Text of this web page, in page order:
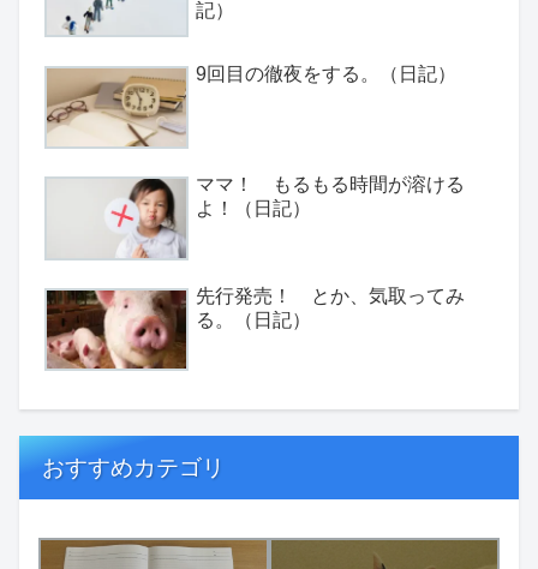
記）
9回目の徹夜をする。（日記）
ママ！ もるもる時間が溶ける
よ！（日記）
先行発売！ とか、気取ってみ
る。（日記）
おすすめカテゴリ